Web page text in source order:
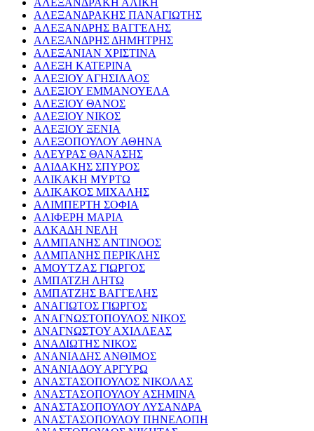
ΑΛΕΞΑΝΔΡΑΚΗ ΑΛΙΚΗ
ΑΛΕΞΑΝΔΡΑΚΗΣ ΠΑΝΑΓΙΩΤΗΣ
ΑΛΕΞΑΝΔΡΗΣ ΒΑΓΓΕΛΗΣ
ΑΛΕΞΑΝΔΡΗΣ ΔΗΜΗΤΡΗΣ
ΑΛΕΞΑΝΙΑΝ ΧΡΙΣΤΙΝΑ
ΑΛΕΞΗ ΚΑΤΕΡΙΝΑ
ΑΛΕΞΙΟΥ ΑΓΗΣΙΛΑΟΣ
ΑΛΕΞΙΟΥ ΕΜΜΑΝΟΥΕΛΑ
ΑΛΕΞΙΟΥ ΘΑΝΟΣ
ΑΛΕΞΙΟΥ ΝΙΚΟΣ
ΑΛΕΞΙΟΥ ΞΕΝΙΑ
ΑΛΕΞΟΠΟΥΛΟΥ ΑΘΗΝΑ
ΑΛΕΥΡΑΣ ΘΑΝΑΣΗΣ
ΑΛΙΔΑΚΗΣ ΣΠΥΡΟΣ
ΑΛΙΚΑΚΗ ΜΥΡΤΩ
ΑΛΙΚΑΚΟΣ ΜΙΧΑΛΗΣ
ΑΛΙΜΠΕΡΤΗ ΣΟΦΙΑ
ΑΛΙΦΕΡΗ ΜΑΡΙΑ
ΑΛΚΑΔΗ ΝΕΛΗ
ΑΛΜΠΑΝΗΣ ΑΝΤΙΝΟΟΣ
ΑΛΜΠΑΝΗΣ ΠΕΡΙΚΛΗΣ
ΑΜΟΥΤΖΑΣ ΓΙΩΡΓΟΣ
ΑΜΠΑΤΖΗ ΛΗΤΩ
ΑΜΠΑΤΖΗΣ ΒΑΓΓΕΛΗΣ
ΑΝΑΓΙΩΤΟΣ ΓΙΩΡΓΟΣ
ΑΝΑΓΝΩΣΤΟΠΟΥΛΟΣ ΝΙΚΟΣ
ΑΝΑΓΝΩΣΤΟΥ ΑΧΙΛΛΕΑΣ
ΑΝΑΔΙΩΤΗΣ ΝΙΚΟΣ
ΑΝΑΝΙΑΔΗΣ ΑΝΘΙΜΟΣ
ΑΝΑΝΙΑΔΟΥ ΑΡΓΥΡΩ
ΑΝΑΣΤΑΣΟΠΟΥΛΟΣ ΝΙΚΟΛΑΣ
ΑΝΑΣΤΑΣΟΠΟΥΛΟΥ ΑΣΗΜΙΝΑ
ΑΝΑΣΤΑΣΟΠΟΥΛΟΥ ΛΥΣΑΝΔΡΑ
ΑΝΑΣΤΑΣΟΠΟΥΛΟΥ ΠΗΝΕΛΟΠΗ